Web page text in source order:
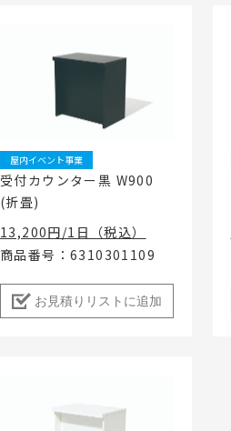
屋内イベント事業
受付カウンター黒 W900
(折畳)
13,200円/1日（税込）
商品番号：6310301109
お見積りリストに追加